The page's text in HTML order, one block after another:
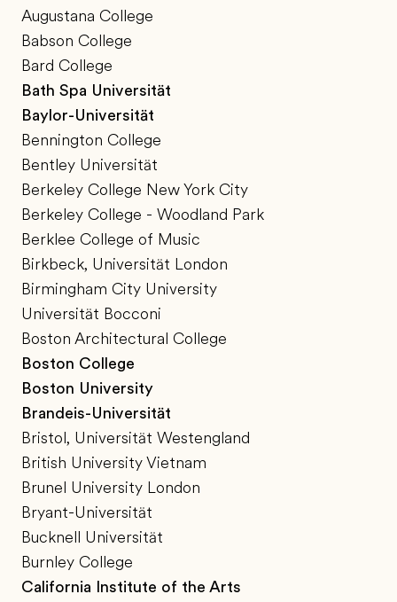
Augustana College
Babson College
Bard College
Bath Spa Universität
Baylor-Universität
Bennington College
Bentley Universität
Berkeley College New York City
Berkeley College - Woodland Park
Berklee College of Music
Birkbeck, Universität London
Birmingham City University
Universität Bocconi
Boston Architectural College
Boston College
Boston University
Brandeis-Universität
Bristol, Universität Westengland
British University Vietnam
Brunel University London
Bryant-Universität
Bucknell Universität
Burnley College
California Institute of the Arts